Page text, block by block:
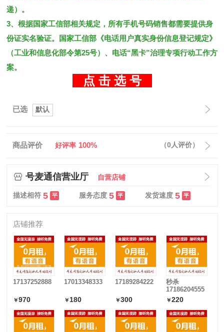
递）。
3、根据国家工信部相关规定，所有手机号码销售都需要提供身
份证实名验证。国家工信部《电话用户真实身份信息登记规定》
（工业和信息化部令第25号）、电话“黑卡”治理专项行动工作方
案。
点 击 选 号
已选 默认
商品评价 好评率 100% （0人评价）
号麦通信营业厅 自营店铺
描述相符 5 平 服务态度 5 平 发货速度 5 平
店铺推荐
17137252888
￥970
17013348333
￥180
17189284222
￥300
秒杀
17186204555
￥220